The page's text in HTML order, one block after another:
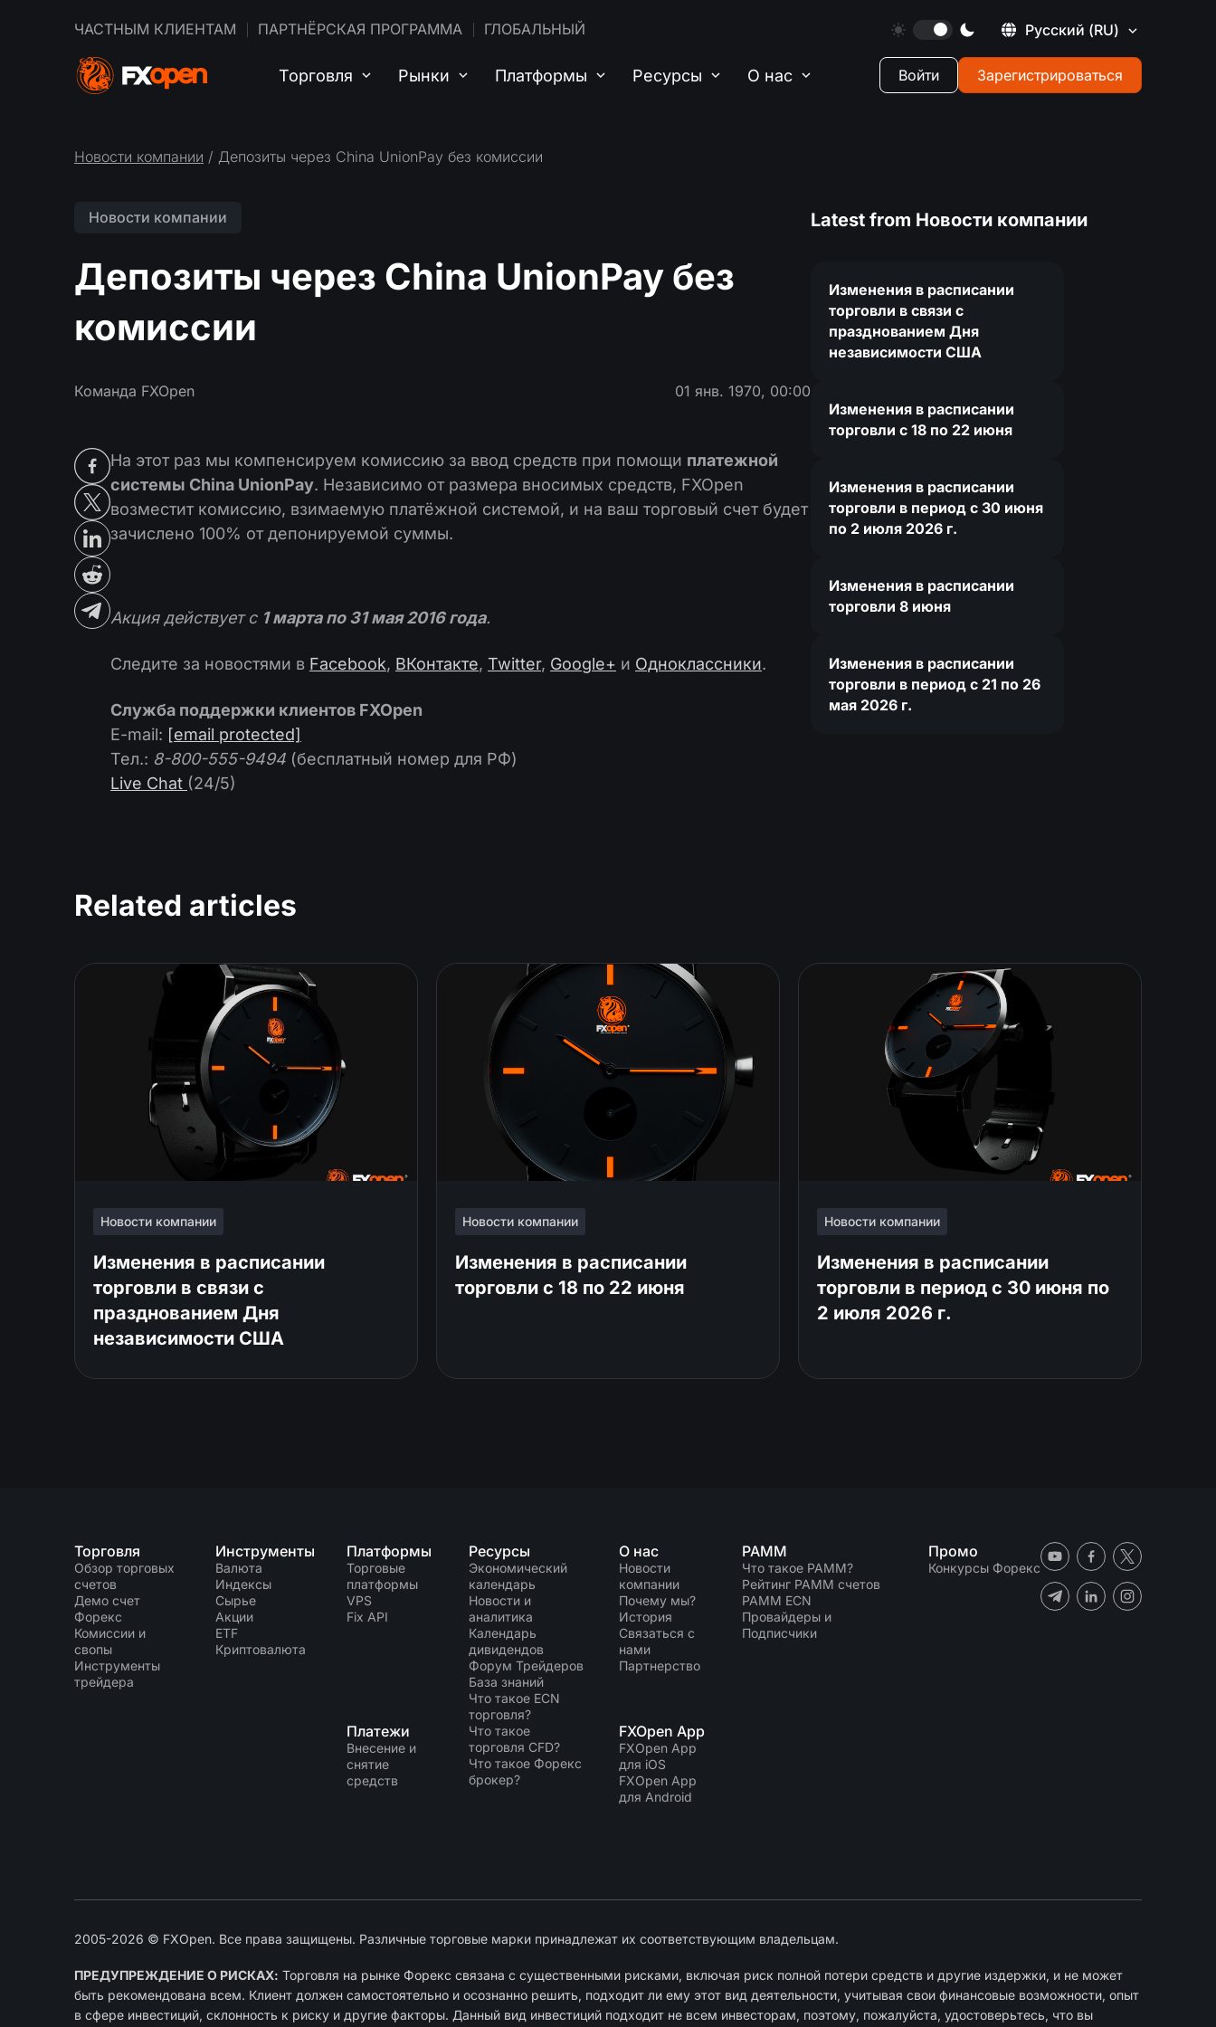
ЧАСТНЫМ КЛИЕНТАМ ПАРТНЁРСКАЯ ПРОГРАММА ГЛОБАЛЬНЫЙ Русский (RU)
Торговля Рынки Платформы Ресурсы О нас Войти Зарегистрироваться
Новости компании / Депозиты через China UnionPay без комиссии
Новости компании
Депозиты через China UnionPay без
комиссии
Команда FXOpen 01 янв. 1970, 00:00
На этот раз мы компенсируем комиссию за ввод средств при помощи платежной
системы China UnionPay. Независимо от размера вносимых средств, FXOpen
возместит комиссию, взимаемую платёжной системой, и на ваш торговый счет будет
зачислено 100% от депонируемой суммы.
Акция действует с 1 марта по 31 мая 2016 года.
Следите за новостями в Facebook, ВКонтакте, Twitter, Google+ и Одноклассники.
Служба поддержки клиентов FXOpen
E-mail: [email protected]
Тел.: 8-800-555-9494 (бесплатный номер для РФ)
Live Chat (24/5)
Latest from Новости компании
Изменения в расписании
торговли в связи с
празднованием Дня
независимости США
Изменения в расписании
торговли c 18 по 22 июня
Изменения в расписании
торговли в период с 30 июня
по 2 июля 2026 г.
Изменения в расписании
торговли 8 июня
Изменения в расписании
торговли в период с 21 по 26
мая 2026 г.
Related articles
Новости компании
Изменения в расписании
торговли в связи с
празднованием Дня
независимости США
Новости компании
Изменения в расписании
торговли c 18 по 22 июня
Новости компании
Изменения в расписании
торговли в период с 30 июня по
2 июля 2026 г.
Торговля
Обзор торговых
счетов
Демо счет
Форекс
Комиссии и
свопы
Инструменты
трейдера
Инструменты
Валюта
Индексы
Сырье
Акции
ETF
Криптовалюта
Платформы
Торговые
платформы
VPS
Fix API
Платежи
Внесение и
снятие
средств
Ресурсы
Экономический
календарь
Новости и
аналитика
Календарь
дивидендов
Форум Трейдеров
База знаний
Что такое ECN
торговля?
Что такое
торговля CFD?
Что такое Форекс
брокер?
О нас
Новости
компании
Почему мы?
История
Связаться с
нами
Партнерство
FXOpen App
FXOpen App
для iOS
FXOpen App
для Android
PAMM
Что такое PAMM?
Рейтинг PAMM счетов
PAMM ECN
Провайдеры и
Подписчики
Промо
Конкурсы Форекс
2005-2026 © FXOpen. Все права защищены. Различные торговые марки принадлежат их соответствующим владельцам.
ПРЕДУПРЕЖДЕНИЕ О РИСКАХ: Торговля на рынке Форекс связана с существенными рисками, включая риск полной потери средств и другие издержки, и не может
быть рекомендована всем. Клиент должен самостоятельно и осознанно решить, подходит ли ему этот вид деятельности, учитывая свои финансовые возможности, опыт
в сфере инвестиций, склонность к риску и другие факторы. Данный вид инвестиций подходит не всем инвесторам, поэтому, пожалуйста, удостоверьтесь, что вы